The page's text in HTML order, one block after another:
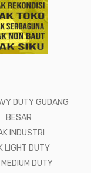
DUTY GUDANG
BESAR
INDUSTRI
LIGHT DUTY
MEDIUM DUTY